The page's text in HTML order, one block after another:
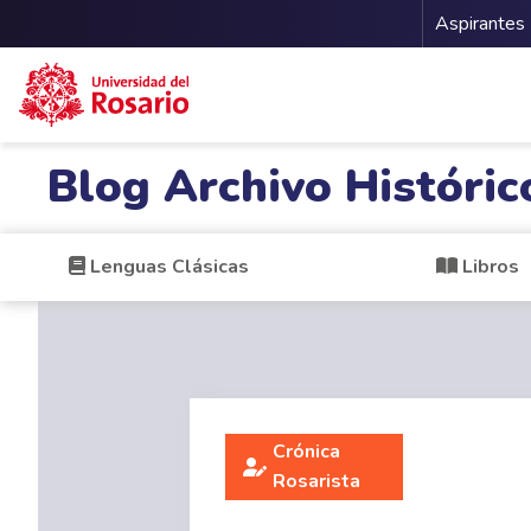
Aspirantes
Blog Archivo
Lenguas Clásicas Libros
Crónica
Rosarista